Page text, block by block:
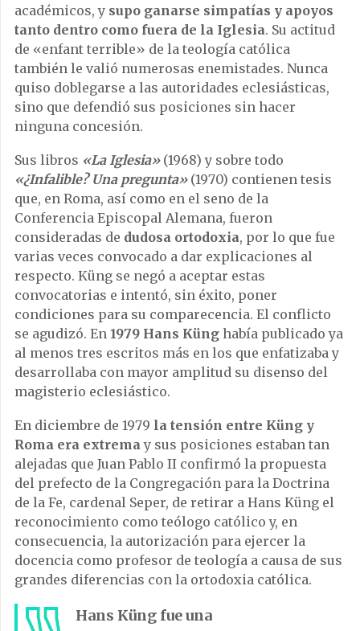
académicos, y supo ganarse simpatías y apoyos
tanto dentro como fuera de la Iglesia. Su actitud
de «enfant terrible» de la teología católica
también le valió numerosas enemistades. Nunca
quiso doblegarse a las autoridades eclesiásticas,
sino que defendió sus posiciones sin hacer
ninguna concesión.
Sus libros «La Iglesia»(1968) y sobre todo
«¿Infalible? Una pregunta»(1970) contienen tesis
que, en Roma, así como en el seno de la
Conferencia Episcopal Alemana, fueron
consideradas de dudosa ortodoxia, por lo que fue
varias veces convocado a dar explicaciones al
respecto. Küng se negó a aceptar estas
convocatorias e intentó, sin éxito, poner
condiciones para su comparecencia. El conflicto
se agudizó. En 1979 Hans Küng había publicado ya
al menos tres escritos más en los que enfatizaba y
desarrollaba con mayor amplitud su disenso del
magisterio eclesiástico.
En diciembre de 1979 la tensión entre Küng y
Roma era extremay sus posiciones estaban tan
alejadas que Juan Pablo II confirmó la propuesta
del prefecto de la Congregación para la Doctrina
de la Fe, cardenal Seper, de retirar a Hans Küng el
reconocimiento como teólogo católico y, en
consecuencia, la autorización para ejercer la
docencia como profesor de teología a causa de sus
grandes diferencias con la ortodoxia católica.
Hans Küng fue una